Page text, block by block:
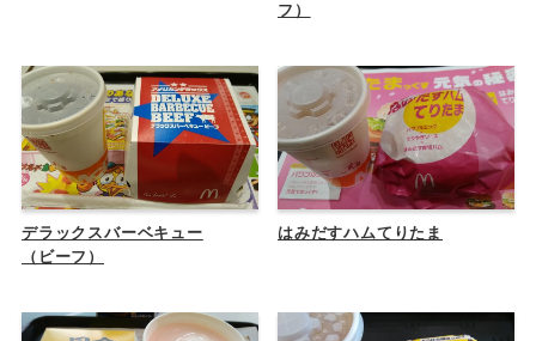
フ）
デラックスバーベキュー
（ビーフ）
はみだすハムてりたま